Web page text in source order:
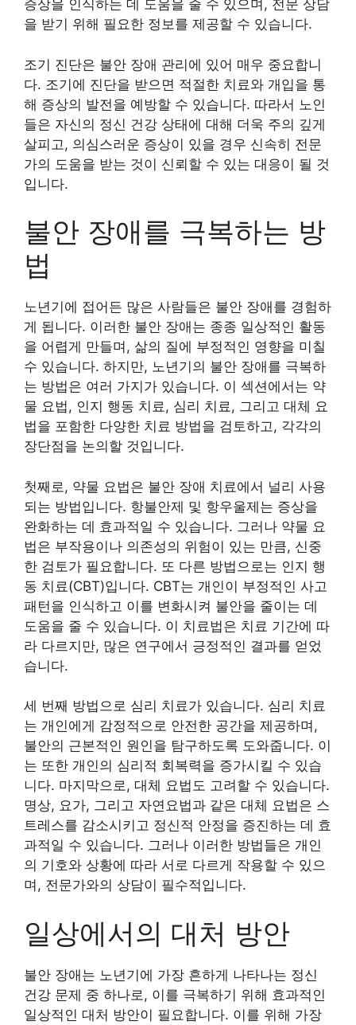
증상을 인식하는 데 도움을 줄 수 있으며, 전문 상담
을 받기 위해 필요한 정보를 제공할 수 있습니다.
조기 진단은 불안 장애 관리에 있어 매우 중요합니
다. 조기에 진단을 받으면 적절한 치료와 개입을 통
해 증상의 발전을 예방할 수 있습니다. 따라서 노인
들은 자신의 정신 건강 상태에 대해 더욱 주의 깊게
살피고, 의심스러운 증상이 있을 경우 신속히 전문
가의 도움을 받는 것이 신뢰할 수 있는 대응이 될 것
입니다.
불안 장애를 극복하는 방
법
노년기에 접어든 많은 사람들은 불안 장애를 경험하
게 됩니다. 이러한 불안 장애는 종종 일상적인 활동
을 어렵게 만들며, 삶의 질에 부정적인 영향을 미칠
수 있습니다. 하지만, 노년기의 불안 장애를 극복하
는 방법은 여러 가지가 있습니다. 이 섹션에서는 약
물 요법, 인지 행동 치료, 심리 치료, 그리고 대체 요
법을 포함한 다양한 치료 방법을 검토하고, 각각의
장단점을 논의할 것입니다.
첫째로, 약물 요법은 불안 장애 치료에서 널리 사용
되는 방법입니다. 항불안제 및 항우울제는 증상을
완화하는 데 효과적일 수 있습니다. 그러나 약물 요
법은 부작용이나 의존성의 위험이 있는 만큼, 신중
한 검토가 필요합니다. 또 다른 방법으로는 인지 행
동 치료(CBT)입니다. CBT는 개인이 부정적인 사고
패턴을 인식하고 이를 변화시켜 불안을 줄이는 데
도움을 줄 수 있습니다. 이 치료법은 치료 기간에 따
라 다르지만, 많은 연구에서 긍정적인 결과를 얻었
습니다.
세 번째 방법으로 심리 치료가 있습니다. 심리 치료
는 개인에게 감정적으로 안전한 공간을 제공하며,
불안의 근본적인 원인을 탐구하도록 도와줍니다. 이
는 또한 개인의 심리적 회복력을 증가시킬 수 있습
니다. 마지막으로, 대체 요법도 고려할 수 있습니다.
명상, 요가, 그리고 자연요법과 같은 대체 요법은 스
트레스를 감소시키고 정신적 안정을 증진하는 데 효
과적일 수 있습니다. 그러나 이러한 방법들은 개인
의 기호와 상황에 따라 서로 다르게 작용할 수 있으
며, 전문가와의 상담이 필수적입니다.
일상에서의 대처 방안
불안 장애는 노년기에 가장 흔하게 나타나는 정신
건강 문제 중 하나로, 이를 극복하기 위해 효과적인
일상적인 대처 방안이 필요합니다. 이를 위해 가장